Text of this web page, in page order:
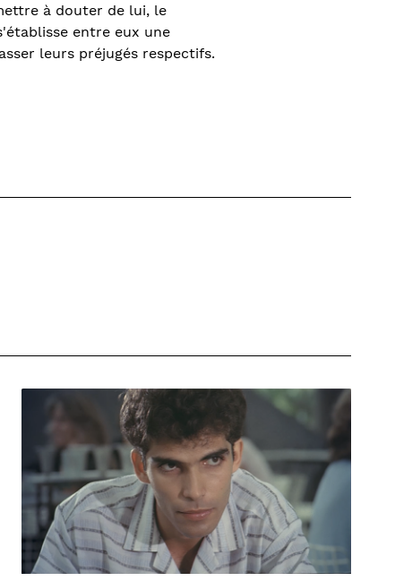
à douter de lui, le
entre eux une
leurs préjugés respectifs.